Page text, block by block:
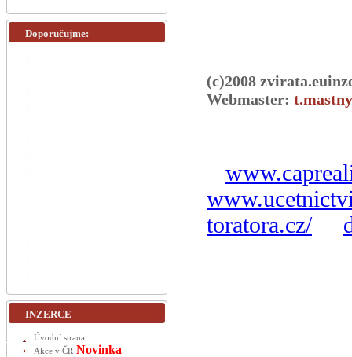
(c)2008
Webmaster:
toratora.cz/
Doporučujme:
INZERCE
Úvodní strana
Akce v ČR Novinka